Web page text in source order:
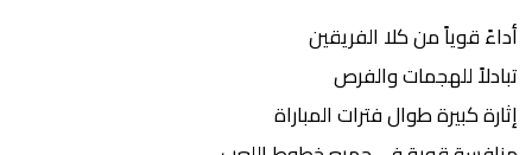
أداءً قوياً من كلا الفريقين
تبادلاً للهجمات والفرص
إثارة كبيرة طوال فترات المباراة